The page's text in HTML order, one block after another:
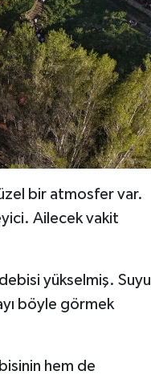
bir atmosfer var.
Ailecek vakit
yükselmiş. Suyu
böyle görmek
hem de